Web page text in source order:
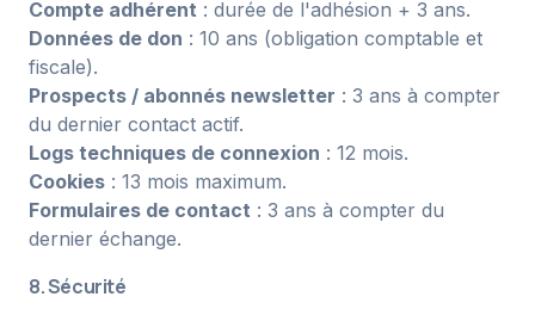
Compte adhérent : durée de l'adhésion + 3 ans.
Données de don : 10 ans (obligation comptable et
fiscale).
Prospects / abonnés newsletter : 3 ans à compter
du dernier contact actif.
Logs techniques de connexion : 12 mois.
Cookies : 13 mois maximum.
Formulaires de contact : 3 ans à compter du
dernier échange.
8. Sécurité